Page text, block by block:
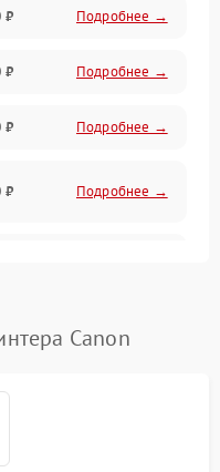
₽ Подробнее →
₽ Подробнее →
₽ Подробнее →
₽ Подробнее →
Canon